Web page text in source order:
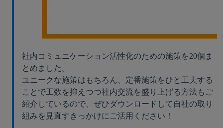
社内コミュニケーション活性化のための施策を20個ま
とめました。
ユニークな施策はもちろん、定番施策をひと工夫する
ことで工数を抑えつつ社内交流を盛り上げる方法もご
紹介しているので、ぜひダウンロードして自社の取り
組みを見直すきっかけにご活用ください！